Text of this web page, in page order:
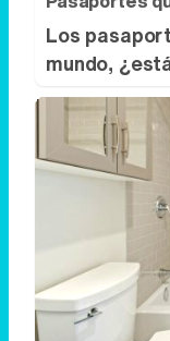
Adiós a la cal
¿Y si
esfuerzo?